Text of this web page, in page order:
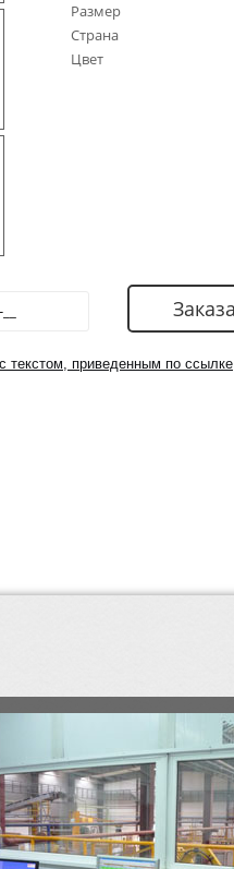
Размер
Страна
Цвет
текстом, приведенным по ссылке